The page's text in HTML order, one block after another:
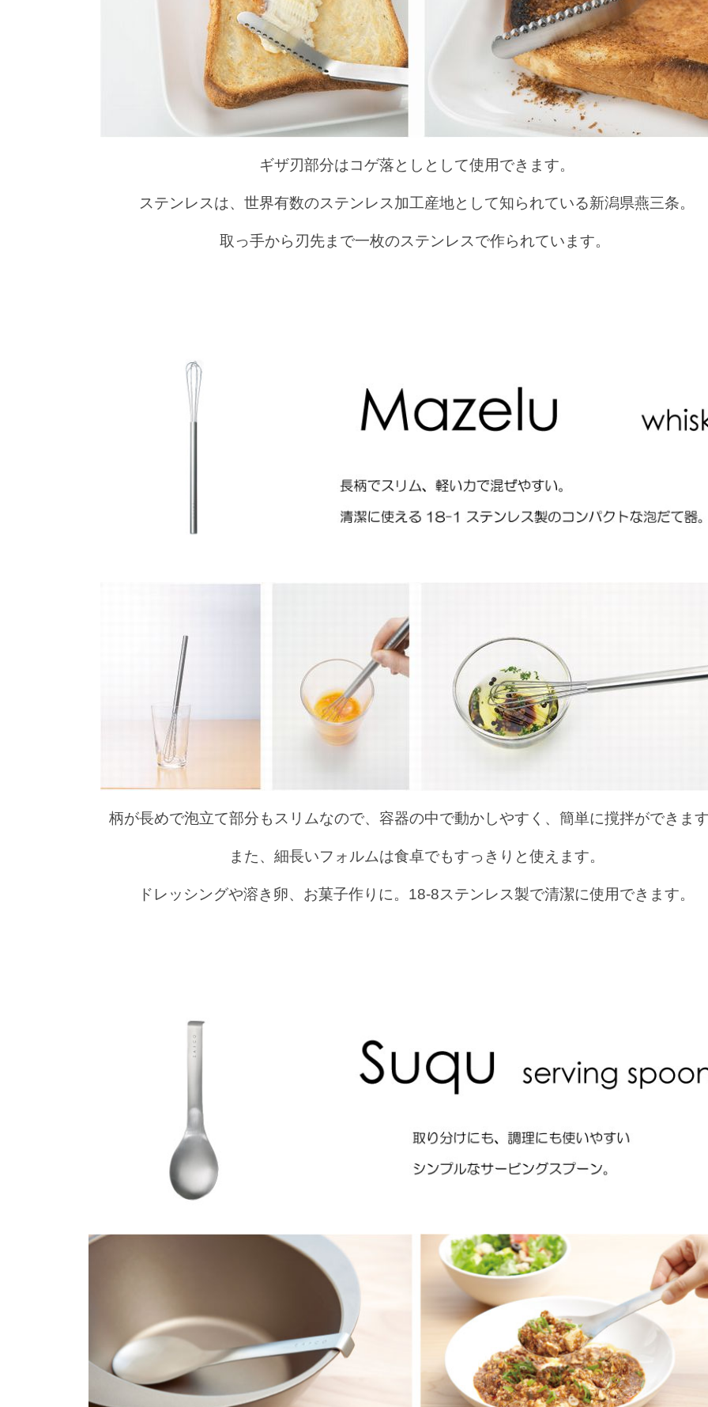
ギザ刃部分はコゲ落としとして使用できます。
ステンレスは、世界有数のステンレス加工産地として知られている新潟県燕三条。
取っ手から刃先まで一枚のステンレスで作られています。
柄が長めで泡立て部分もスリムなので、容器の中で動かしやすく、簡単に撹拌ができま
また、細長いフォルムは食卓でもすっきりと使えます。
ドレッシングや溶き卵、お菓子作りに。18-8ステンレス製で清潔に使用できます。